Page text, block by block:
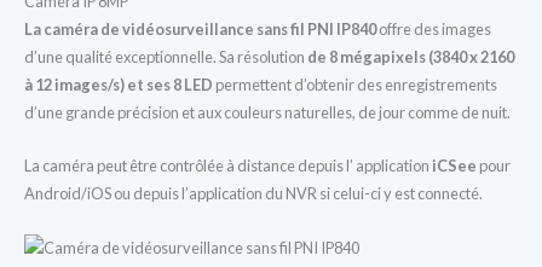
La caméra de vidéosurveillance sans fil PNI IP840offre des images
d’une qualité exceptionnelle. Sa résolution de 8 mégapixels (3840 x 2160
à 12 images/s) et ses8 LED permettent d’obtenir des enregistrements
d’une grande précision et aux couleurs naturelles, de jour comme de nuit.
La caméra peut être contrôlée à distance depuis l’ application iCSee pour
Android/iOS ou depuis l’application du NVR si celui-ci y est connecté.